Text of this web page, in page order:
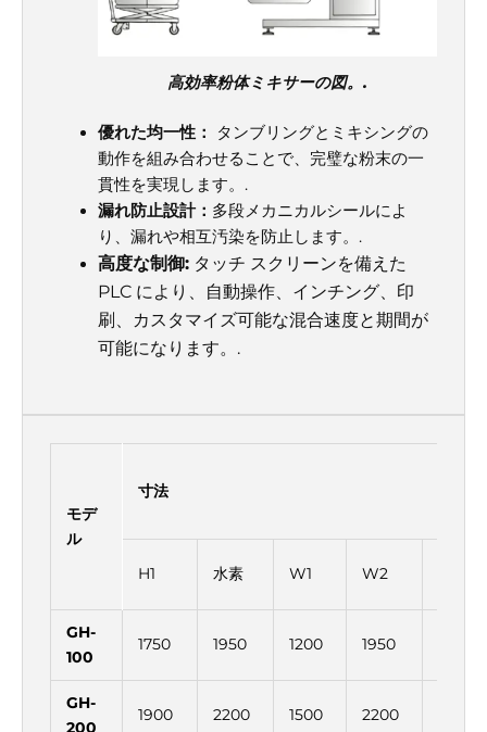
高効率粉体ミキサーの図。.
優れた均一性：
タンブリングとミキシングの
動作を組み合わせることで、完璧な粉末の一
貫性を実現します。.
漏れ防止設計： 多段メカニカルシールによ
り、漏れや相互汚染を防止します。.
高度な制御:タッチ スクリーンを備えた
PLC により、自動操作、インチング、印
刷、カスタマイズ可能な混合速度と期間が
可能になります。.
モデ
ル
寸法
H1 水素 W1 W2
GH-
100
1750 1950 1200 1950
GH-
200
1900 2200 1500 2200